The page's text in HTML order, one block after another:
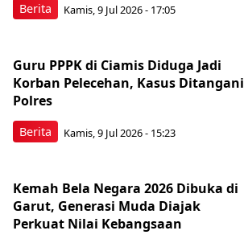
Berita Kamis, 9 Jul 2026 - 17:05
Berita
Guru PPPK di Ciamis Diduga Jadi
Korban Pelecehan, Kasus Ditangani
Polres
Kamis, 9 Jul 2026 - 15:23
Kemah Bela Negara 2026 Dibuka di
Garut, Generasi Muda Diajak
Perkuat Nilai Kebangsaan